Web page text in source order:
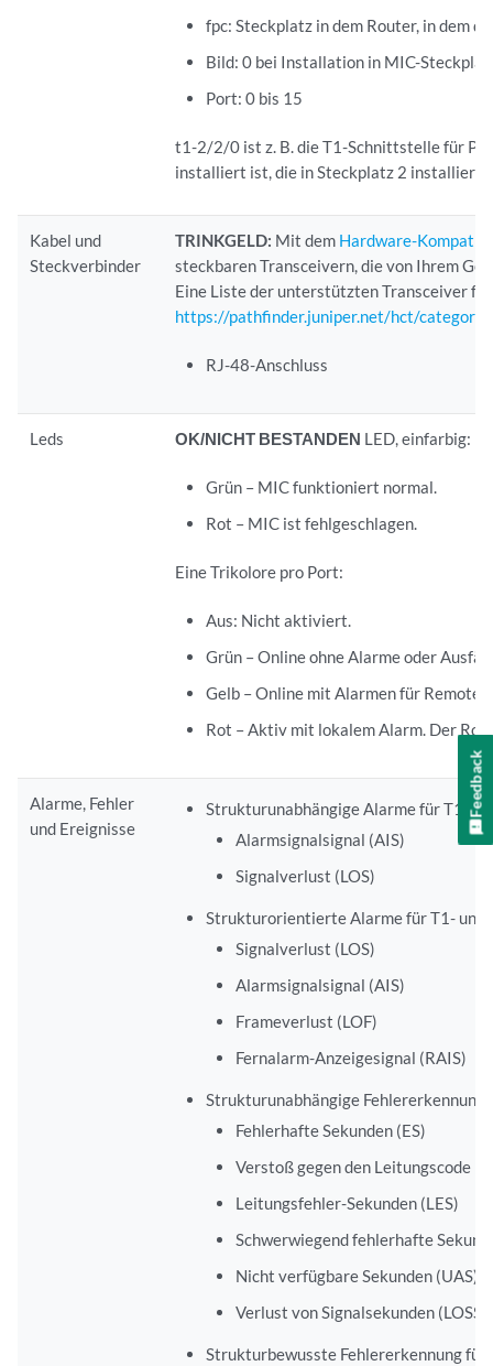
fpc: Steckplatz in dem Router, in dem
Bild: 0 bei Installation in MIC-
Port: 0 bis 15
t1-2/2/0 ist z. B. die T1-Schnittstelle für
installiert ist, die in Steckplatz 2 installiert
Kabel und
Steckverbinder
TRINKGELD: Mit dem Hardware-
steckbaren Transceivern, die von Ihrem
Eine Liste der unterstützten Transceiver
https://pathfinder.juniper.net/hct/
RJ-48-Anschluss
Leds OK/NICHT BESTANDEN LED, einfarbig:
Grün – MIC funktioniert normal.
Rot – MIC ist fehlgeschlagen.
Eine Trikolore pro Port:
Aus: Nicht aktiviert.
Grün – Online ohne Alarme oder
Gelb – Online mit Alarmen für Remote-
Rot – Aktiv mit lokalem Alarm. Der
Alarme, Fehler
und Ereignisse
Strukturunabhängige Alarme für T1-
Alarmsignalsignal (AIS)
Signalverlust (LOS)
Strukturorientierte Alarme für T1- und
Signalverlust (LOS)
Alarmsignalsignal (AIS)
Frameverlust (LOF)
Fernalarm-Anzeigesignal (RAIS)
Strukturunabhängige
Fehlerhafte Sekunden (ES)
Verstoß gegen den Leitungscode
Leitungsfehler-Sekunden (LES)
Schwerwiegend fehlerhafte
Nicht verfügbare Sekunden (UAS)
Verlust von Signalsekunden (LOSS)
Strukturbewusste Fehlererkennung für
Feedback